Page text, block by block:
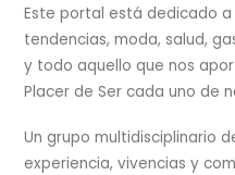
Este portal está dedicado
tendencias, moda, salud,
y todo aquello que nos
Placer de Ser cada uno de
Un grupo multidisciplinario
experiencia, vivencias y